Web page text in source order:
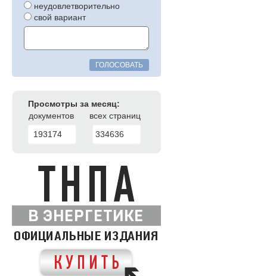
неудовлетворительно
свой вариант
ГОЛОСОВАТЬ
Просмотры за месяц:
документов
всех страниц
193174
334636